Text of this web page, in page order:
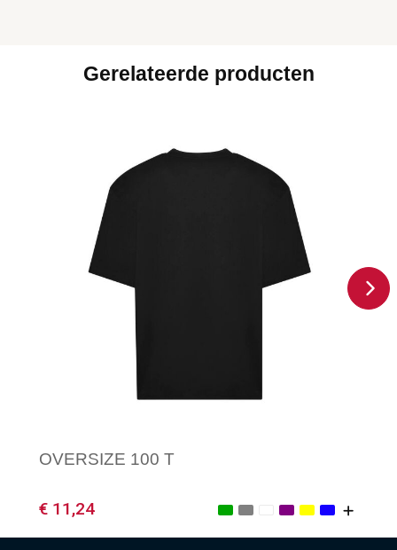
Gerelateerde producten
OVERSIZE 100 T
€ 11,24